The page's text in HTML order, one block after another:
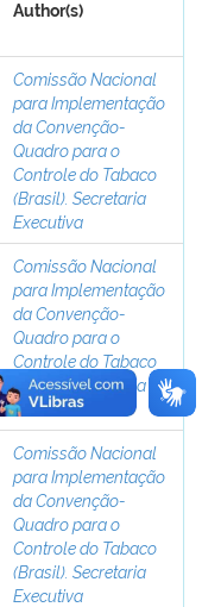
Author(s)
Comissão Nacional
para Implementação
da Convenção-
Quadro para o
Controle do Tabaco
(Brasil). Secretaria
Executiva
Comissão Nacional
para Implementação
da Convenção-
Quadro para o
Controle do Tabaco
(Brasil). Secretaria
Executiva
Comissão Nacional
para Implementação
da Convenção-
Quadro para o
Controle do Tabaco
(Brasil). Secretaria
Executiva